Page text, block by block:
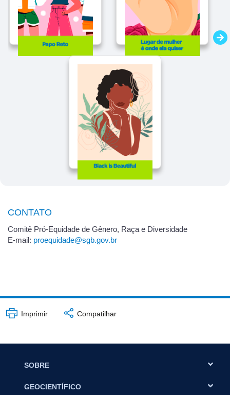
CONTATO
Comitê Pró-Equidade de Gênero, Raça e Diversidade
E-mail: proequidade@sgb.gov.br
Imprimir Compatilhar
SOBRE
GEOCIENTÍFICO